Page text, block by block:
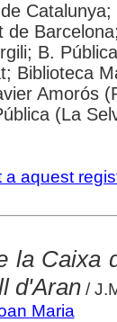
de
B.
Biblioteca
Amorós
(La
a aquest
la Caixa
d'Aran/
Maria